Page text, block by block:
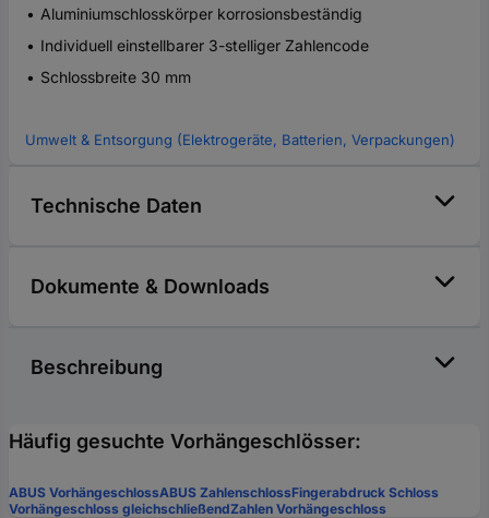
Aluminiumschlosskörper korrosionsbeständig
Individuell einstellbarer 3-stelliger Zahlencode
Schlossbreite 30 mm
Umwelt & Entsorgung (Elektrogeräte, Batterien, Verpackungen)
Technische Daten
Dokumente & Downloads
Beschreibung
Häufig gesuchte Vorhängeschlösser:
ABUS VorhängeschlossABUS ZahlenschlossFingerabdruck Schloss
Vorhängeschloss gleichschließendZahlen Vorhängeschloss